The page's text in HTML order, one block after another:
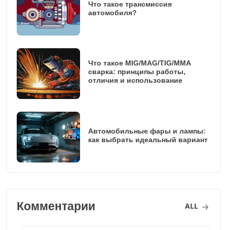
Что такое трансмиссия
автомобиля?
Что такое MIG/MAG/TIG/MMA
сварка: принципы работы,
отличия и использование
Автомобильные фары и лампы:
как выбрать идеальный вариант
Комментарии ALL